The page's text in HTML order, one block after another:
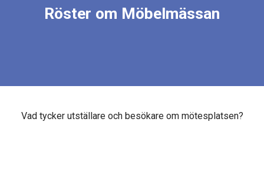
Röster om Möbelmässan
Vad tycker utställare och besökare om mötesplatsen?